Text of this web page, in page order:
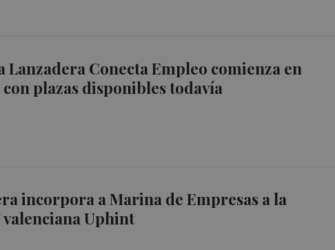
Lanzadera Conecta Empleo comienza en
plazas disponibles todavía
incorpora a Marina de Empresas a la
Uphint